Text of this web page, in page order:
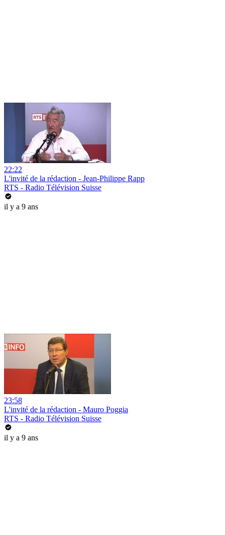
22:22
L'invité de la rédaction - Jean-Philippe Rapp
RTS - Radio Télévision Suisse
il y a 9 ans
23:58
L'invité de la rédaction - Mauro Poggia
RTS - Radio Télévision Suisse
il y a 9 ans